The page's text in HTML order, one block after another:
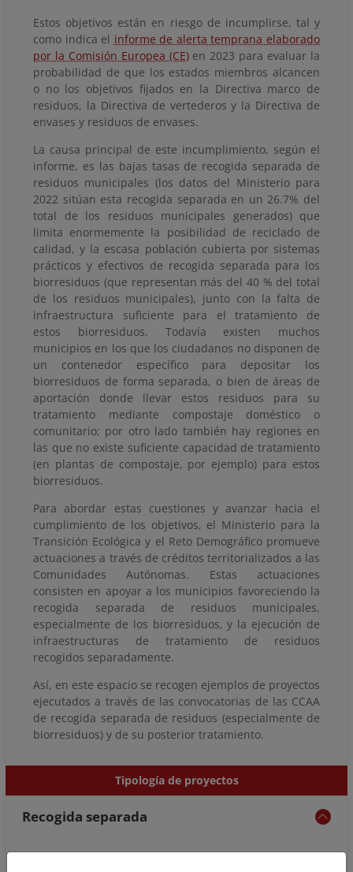
Estos objetivos están en riesgo de incumplirse, tal y
como indica el informe de alerta temprana elaborado
por la Comisión Europea (CE)en 2023 para evaluar la
probabilidad de que los estados miembros alcancen
o no los objetivos fijados en la Directiva marco de
residuos, la Directiva de vertederos y la Directiva de
envases y residuos de envases.
La causa principal de este incumplimiento, según el
informe, es las bajas tasas de recogida separada de
residuos municipales (los datos del Ministerio para
2022 sitúan esta recogida separada en un 26.7% del
total de los residuos municipales generados) que
limita enormemente la posibilidad de reciclado de
calidad, y la escasa población cubierta por sistemas
prácticos y efectivos de recogida separada para los
biorresiduos (que representan más del 40 % del total
de los residuos municipales), junto con la falta de
infraestructura suficiente para el tratamiento de
estos biorresiduos. Todavía existen muchos
municipios en los que los ciudadanos no disponen de
un contenedor específico para depositar los
biorresiduos de forma separada, o bien de áreas de
aportación donde llevar estos residuos para su
tratamiento mediante compostaje doméstico o
comunitario; por otro lado también hay regiones en
las que no existe suficiente capacidad de tratamiento
(en plantas de compostaje, por ejemplo) para estos
biorresiduos.
Para abordar estas cuestiones y avanzar hacia el
cumplimiento de los objetivos, el Ministerio para la
Transición Ecológica y el Reto Demográfico promueve
actuaciones a través de créditos territorializados a las
Comunidades Autónomas. Estas actuaciones
consisten en apoyar a los municipios favoreciendo la
recogida separada de residuos municipales,
especialmente de los biorresiduos, y la ejecución de
infraestructuras de tratamiento de residuos
recogidos separadamente.
Así, en este espacio se recogen ejemplos de proyectos
ejecutados a través de las convocatorias de las CCAA
de recogida separada de residuos (especialmente de
biorresiduos) y de su posterior tratamiento.
Tipología de proyectos
Recogida separada
Según los datos recopilados de las Comunidades